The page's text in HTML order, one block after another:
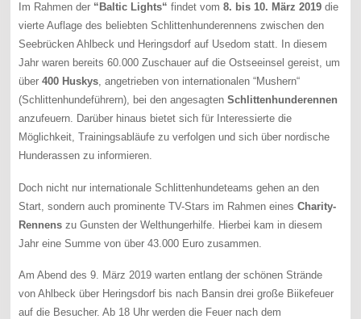
Im Rahmen der “Baltic Lights“ findet vom8. bis 10. März 2019 die
vierte Auflage des beliebten Schlittenhunderennens zwischen den
Seebrücken Ahlbeck und Heringsdorf auf Usedom statt. In diesem
Jahr waren bereits 60.000 Zuschauer auf die Ostseeinsel gereist, um
über400 Huskys, angetrieben von internationalen “Mushern“
(Schlittenhundeführern), bei den angesagtenSchlittenhunderennen
anzufeuern. Darüber hinaus bietet sich für Interessierte die
Möglichkeit, Trainingsabläufe zu verfolgen und sich über nordische
Hunderassen zu informieren.
Doch nicht nur internationale Schlittenhundeteams gehen an den
Start, sondern auch prominente TV-Stars im Rahmen einesCharity-
Rennens zu Gunsten der Welthungerhilfe. Hierbei kam in diesem
Jahr eine Summe von über 43.000 Euro zusammen.
Am Abend des 9. März 2019 warten entlang der schönen Strände
von Ahlbeck über Heringsdorf bis nach Bansin drei große Biikefeuer
auf die Besucher. Ab 18 Uhr werden die Feuer nach dem